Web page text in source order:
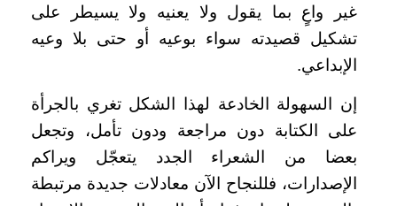
غير واعٍ بما يقول ولا يعنيه ولا يسيطر على
تشكيل قصيدته سواء بوعيه أو حتى بلا وعيه
الإبداعي.
إن السهولة الخادعة لهذا الشكل تغري بالجرأة
على الكتابة دون مراجعة ودون تأمل، وتجعل
بعضا من الشعراء الجدد يتعجّل ويراكم
الإصدارات، فللنجاح الآن معادلات جديدة مرتبطة